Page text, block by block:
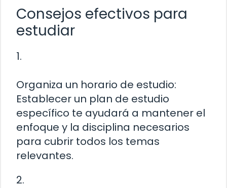
Consejos efectivos para
estudiar
1.
Organiza un horario de estudio:
Establecer un plan de estudio
específico te ayudará a mantener el
enfoque y la disciplina necesarios
para cubrir todos los temas
relevantes.
2.